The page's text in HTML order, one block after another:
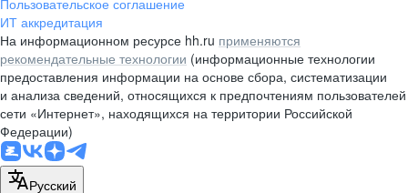
Пользовательское соглашение
ИТ аккредитация
На информационном ресурсе hh.ru применяются
рекомендательные технологии (информационные технологии
предоставления информации на основе сбора, систематизации
и анализа сведений, относящихся к предпочтениям пользователей
сети «Интернет», находящихся на территории Российской
Федерации)
Русский